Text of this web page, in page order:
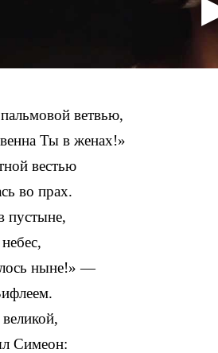
ветвью,
Ты в женах!»
вестью
во прах.
пустыне,
ныне!» —
Симеон: